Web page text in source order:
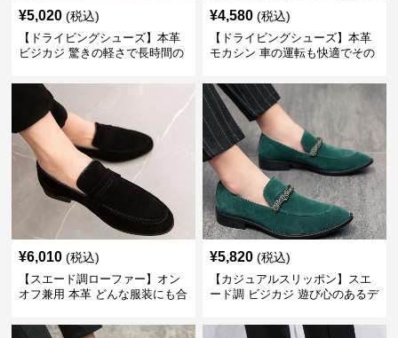
¥5,020 (税込)
【ドライビングシューズ】本革
ビジカジ 驚きの軽さで長時間の
¥4,580 (税込)
【ドライビングシューズ】本革
モカシン 車の運転も快適でその
¥6,010 (税込)
【スエード調ローファー】オン
オフ兼用 本革 どんな服装にも合
供
¥5,820 (税込)
【カジュアルスリッポン】スエ
ード調 ビジカジ 遊び心のあるデ
表現